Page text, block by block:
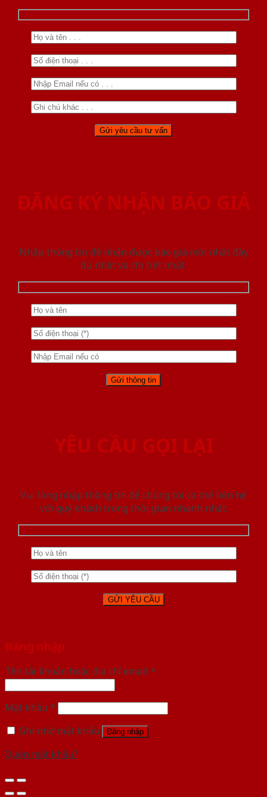
ĐĂNG KÝ NHẬN BÁO GIÁ
Nhập thông tin để nhận được báo giá mới nhât đầy
đủ nhất và chi tiết nhất.
YÊU CẦU GỌI LẠI
Vui lòng nhập thông tin để chúng tôi có thể liên hệ
với quý khách trong thời gian nhanh nhất.
Đăng nhập
Tên tài khoản hoặc địa chỉ email *
Mật khẩu *
Ghi nhớ mật khẩu
Đăng nhập
Quên mật khẩu?